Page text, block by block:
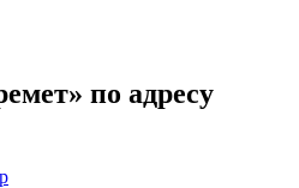
по адресу